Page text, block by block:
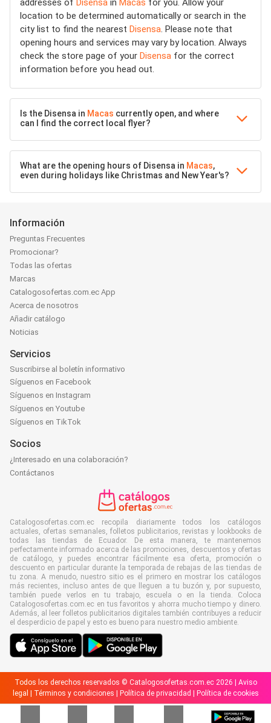
addresses of Disensa in Macas for you. Allow your
location to be determined automatically or search in the
city list to find the nearest Disensa. Please note that
opening hours and services may vary by location. Always
check the store page of your Disensa for the correct
information before you head out.
Is the Disensa in Macas currently open, and where
can I find the correct local flyer?
What are the opening hours of Disensa in Macas,
even during holidays like Christmas and New Year's?
Información
Preguntas Frecuentes
Promocionar?
Todas las ofertas
Marcas
Catalogosofertas.com.ec App
Acerca de nosotros
Añadir catálogo
Noticias
Servicios
Suscribirse al boletín informativo
Síguenos en Facebook
Síguenos en Instagram
Síguenos en Youtube
Síguenos en TikTok
Socios
¿Interesado en una colaboración?
Contáctanos
Catalogosofertas.com.ec recopila diariamente todos los catálogos
actuales, ofertas semanales, folletos publicitarios, revistas y lookbooks de
todas las tiendas de Ecuador. De esta manera, te mantenemos
perfectamente informado acerca de las promociones, descuentos y ofertas
de catálogo, y puedes encontrar fácilmente esa oferta, promoción o
descuento en particular durante la temporada de rebajas de las tiendas de
tu zona. A menudo, nuestro sitio es el primero en mostrar los catálogos
más recientes, incluso antes de que lleguen a tu buzón y, por supuesto,
también puede verlos en tu trabajo, escuela o en la tienda. Coloca
Catalogosofertas.com.ec en tus favoritos y ahorra mucho tiempo y dinero.
Además, al leer folletos publicitarios digitales también contribuyes a reducir
el desperdicio de papel y esto es bueno para nuestro medio ambiente.
Todos los derechos reservados © Catalogosofertas.com.ec 2026 | Aviso
legal
Términos y condiciones Política de privacidad Política de cookies